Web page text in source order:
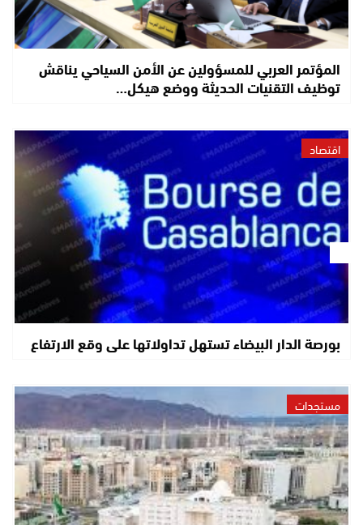
المؤتمر العربي للمسؤولين عن الأمن السياحي يناقش
توظيف التقنيات الحديثة ووضع هيكل…
اقتصاد
بورصة الدار البيضاء تستهل تداولاتها على وقع الارتفاع
مستجدات